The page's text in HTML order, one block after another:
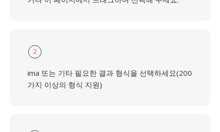
2
ima 또는 기타 필요한 결과 형식을 선택하세요(200
가지 이상의 형식 지원)